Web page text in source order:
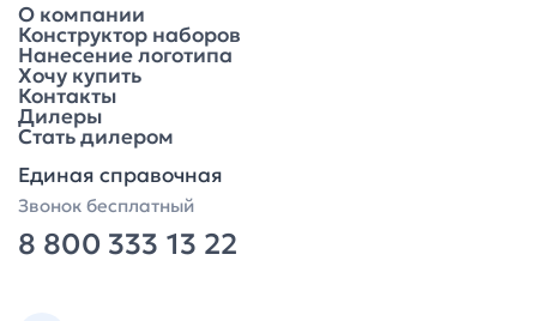
О компании
Конструктор наборов
Нанесение логотипа
Хочу купить
Контакты
Дилеры
Стать дилером
Единая справочная
Звонок бесплатный
8 800 333 13 22